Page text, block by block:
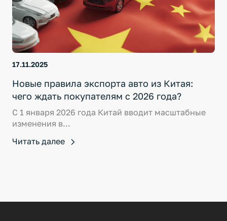
17.11.2025
Новые правила экспорта авто из Китая:
чего ждать покупателям с 2026 года?
С 1 января 2026 года Китай вводит масштабные
изменения в...
Читать далее